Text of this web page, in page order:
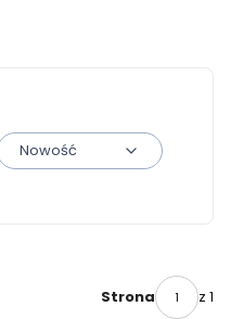
Nowość
Strona z 1